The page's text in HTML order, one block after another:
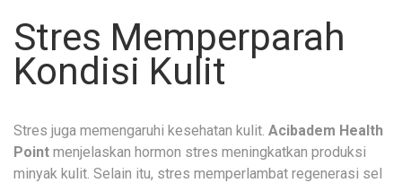
Stres Memperparah
Kondisi Kulit
Stres juga memengaruhi kesehatan kulit. Acibadem Health
Point menjelaskan hormon stres meningkatkan produksi
minyak kulit. Selain itu, stres memperlambat regenerasi sel